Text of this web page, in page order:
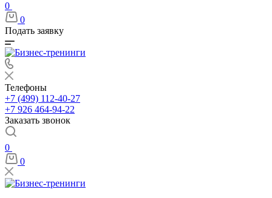
0
0
Подать заявку
Телефоны
+7 (499) 112-40-27
+7 926 464-94-22
Заказать звонок
0
0